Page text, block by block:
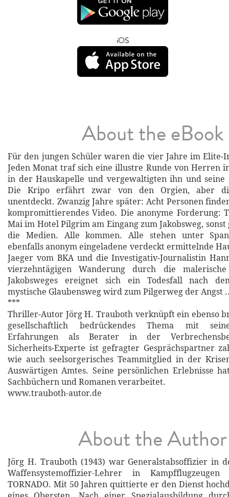
iOS
About the eBook
Für den jungen Schüler waren die vier Jahre im
Jeden Monat traf sich eine illustre Runde von Herren
in der Hauskapelle und vergewaltigten ihn und seine
Die Kripo erfährt zwar von den Orgien, aber
unentdeckt. Zwanzig Jahre später: Acht Personen
kompromittierendes Video. Die anonyme Forderung:
Mai im Hotel Pilgrim am Eingang zum Jakobsweg, sonst
die Medien. Alle kommen. Alle stehen unter
ebenfalls anonym eingeladene verdeckt ermittelnde
Jaeger vom BKA und die Investigativ‐Journalistin
vierzehntägigen Wanderung durch die
Jakobsweges ereignet sich ein Todesfall nach
mystische Glaubensweg wird zum Pilgerweg der Angst
***
Thriller‐Autor Jörg H. Trauboth verknüpft ein ebenso
gesellschaftlich bedrückendes Thema mit
Erfahrungen als Berater in der
Sicherheits‐Experte ist gefragter Gesprächspartner
wie auch seelsorgerisches Teammitglied in der
Auswärtigen Amtes. Seine persönlichen Erlebnisse
Sachbüchern und Romanen verarbeitet.
www.trauboth-autor.de
About the Author
Jörg H. Trauboth (1943) war Generalstabsoffizier in
Waffensystemoffizier-Lehrer in Kampfflugzeugen
TORNADO. Mit 50 Jahren quittierte er den Dienst